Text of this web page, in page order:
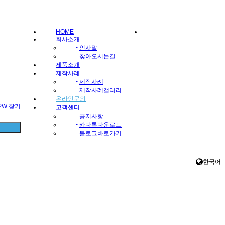
HOME
회사소개
- 인사말
- 찾아오시는길
제품소개
제작사례
- 제작사례
- 제작사례갤러리
온라인문의
고객센터
- 공지사항
- 카다록다운로드
- 블로그바로가기
찾기
한국어